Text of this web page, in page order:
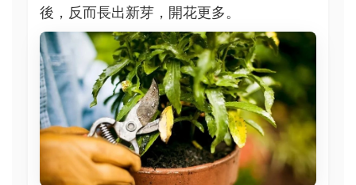
後，反而長出新芽，開花更多。